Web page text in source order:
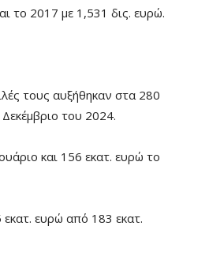
το 2017 με 1,531 δις. ευρώ.
τους αυξήθηκαν στα 280
του 2024.
και 156 εκατ. ευρώ το
ευρώ από 183 εκατ.